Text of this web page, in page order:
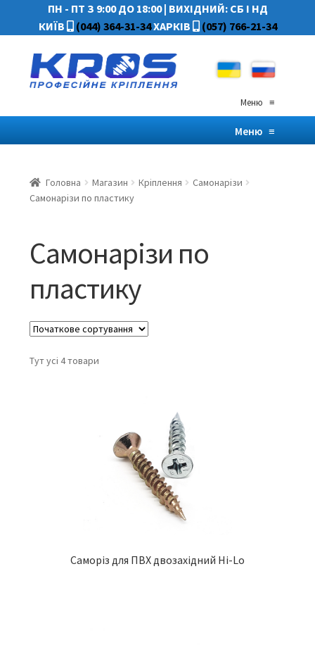
ПН - ПТ З 9:00 ДО 18:00| ВИХІДНИЙ: СБ І НД
КИЇВ
(044) 364-31-34ХАРКІВ (057) 766-21-34
Меню≡
Меню≡
Головна Магазин Кріплення
Самонарізи
Самонарізи по пластику
Самонарізи по
пластику
Тут усі 4 товари
Саморіз для ПВХ двозахідний Hi-Lo